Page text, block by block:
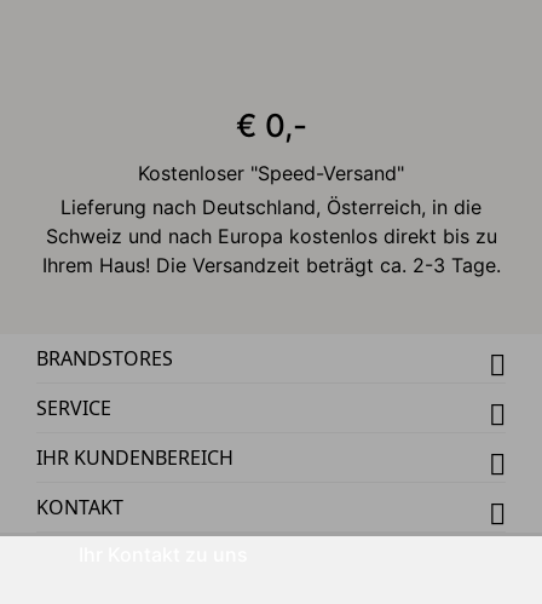
€ 0,-
Kostenloser "Speed-Versand"
Lieferung nach Deutschland, Österreich, in die
Schweiz und nach Europa kostenlos direkt bis zu
Ihrem Haus! Die Versandzeit beträgt ca. 2-3 Tage.
BRANDSTORES
SERVICE
IHR KUNDENBEREICH
KONTAKT